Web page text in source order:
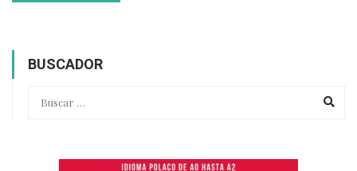
BUSCADOR